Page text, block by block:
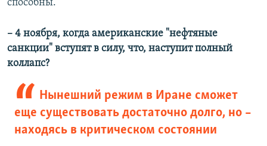
способны.
– 4 ноября, когда американские "нефтяные
санкции" вступят в силу, что, наступит полный
коллапс?
Нынешний режим в Иране сможет
еще существовать достаточно долго, но –
находясь в критическом состоянии